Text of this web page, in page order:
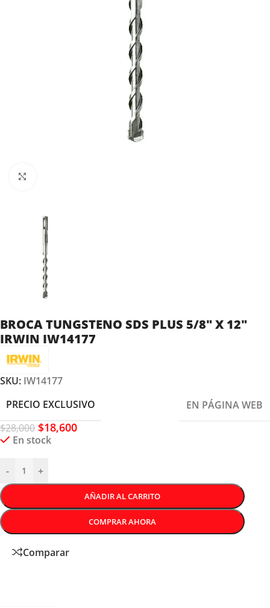
BROCA TUNGSTENO SDS PLUS 5/8″ X 12″
IRWIN IW14177
SKU: IW14177
PRECIO EXCLUSIVO
EN PÁGINA WEB
$28,000 $18,600
En stock
- +
AÑADIR AL CARRITO
COMPRAR AHORA
Comparar